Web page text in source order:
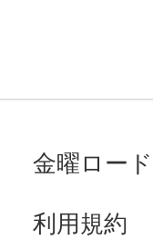
金曜ロー
利用規約